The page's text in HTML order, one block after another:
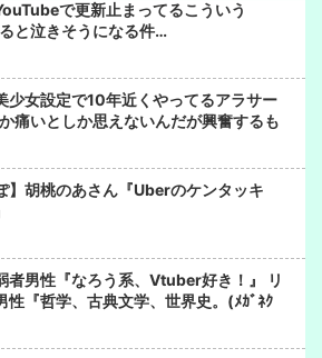
で更新止まってるこういう
と泣きそうになる件…
少女設定で10年近くやってるアラサー
痛いとしか思えないんだが興奮するも
】胡桃のあさん『Uberのケンタッキ
者男性『なろう系、Vtuber好き！』 リ
性『哲学、古典文学、世界史。(ﾒｶﾞﾈｸ